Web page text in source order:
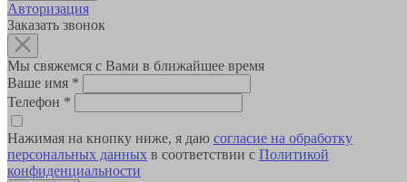
Авторизация
Заказать звонок
Мы свяжемся с Вами в ближайшее время
Ваше имя *
Телефон *
Нажимая на кнопку ниже, я даю согласие на обработку
персональных данных в соответствии с Политикой
конфиденциальности